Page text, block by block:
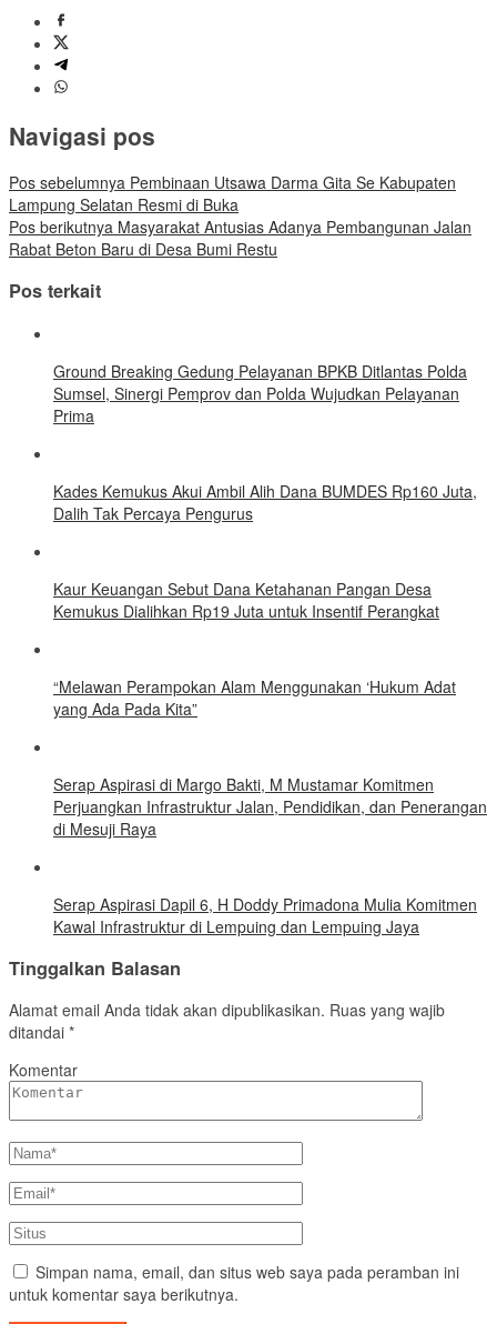
Navigasi pos
Pos sebelumnya Pembinaan Utsawa Darma Gita Se Kabupaten
Lampung Selatan Resmi di Buka
Pos berikutnya Masyarakat Antusias Adanya Pembangunan Jalan
Rabat Beton Baru di Desa Bumi Restu
Pos terkait
Ground Breaking Gedung Pelayanan BPKB Ditlantas Polda
Sumsel, Sinergi Pemprov dan Polda Wujudkan Pelayanan
Prima
Kades Kemukus Akui Ambil Alih Dana BUMDES Rp160 Juta,
Dalih Tak Percaya Pengurus
Kaur Keuangan Sebut Dana Ketahanan Pangan Desa
Kemukus Dialihkan Rp19 Juta untuk Insentif Perangkat
“Melawan Perampokan Alam Menggunakan ‘Hukum Adat
yang Ada Pada Kita”
Serap Aspirasi di Margo Bakti, M Mustamar Komitmen
Perjuangkan Infrastruktur Jalan, Pendidikan, dan Penerangan
di Mesuji Raya
Serap Aspirasi Dapil 6, H Doddy Primadona Mulia Komitmen
Kawal Infrastruktur di Lempuing dan Lempuing Jaya
Tinggalkan Balasan
Alamat email Anda tidak akan dipublikasikan. Ruas yang wajib
ditandai *
Komentar
Simpan nama, email, dan situs web saya pada peramban ini
untuk komentar saya berikutnya.